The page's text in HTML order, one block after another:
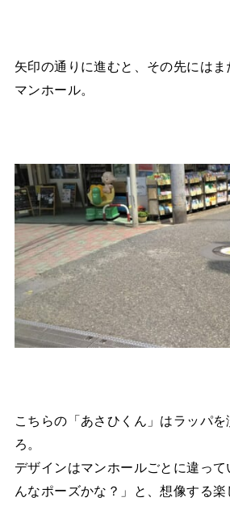
矢印の通りに進むと、その先には
マンホール。
こちらの「あさひくん」はラッパを
ろ。
デザインはマンホールごとに違っ
んなポーズかな？」と、想像する楽